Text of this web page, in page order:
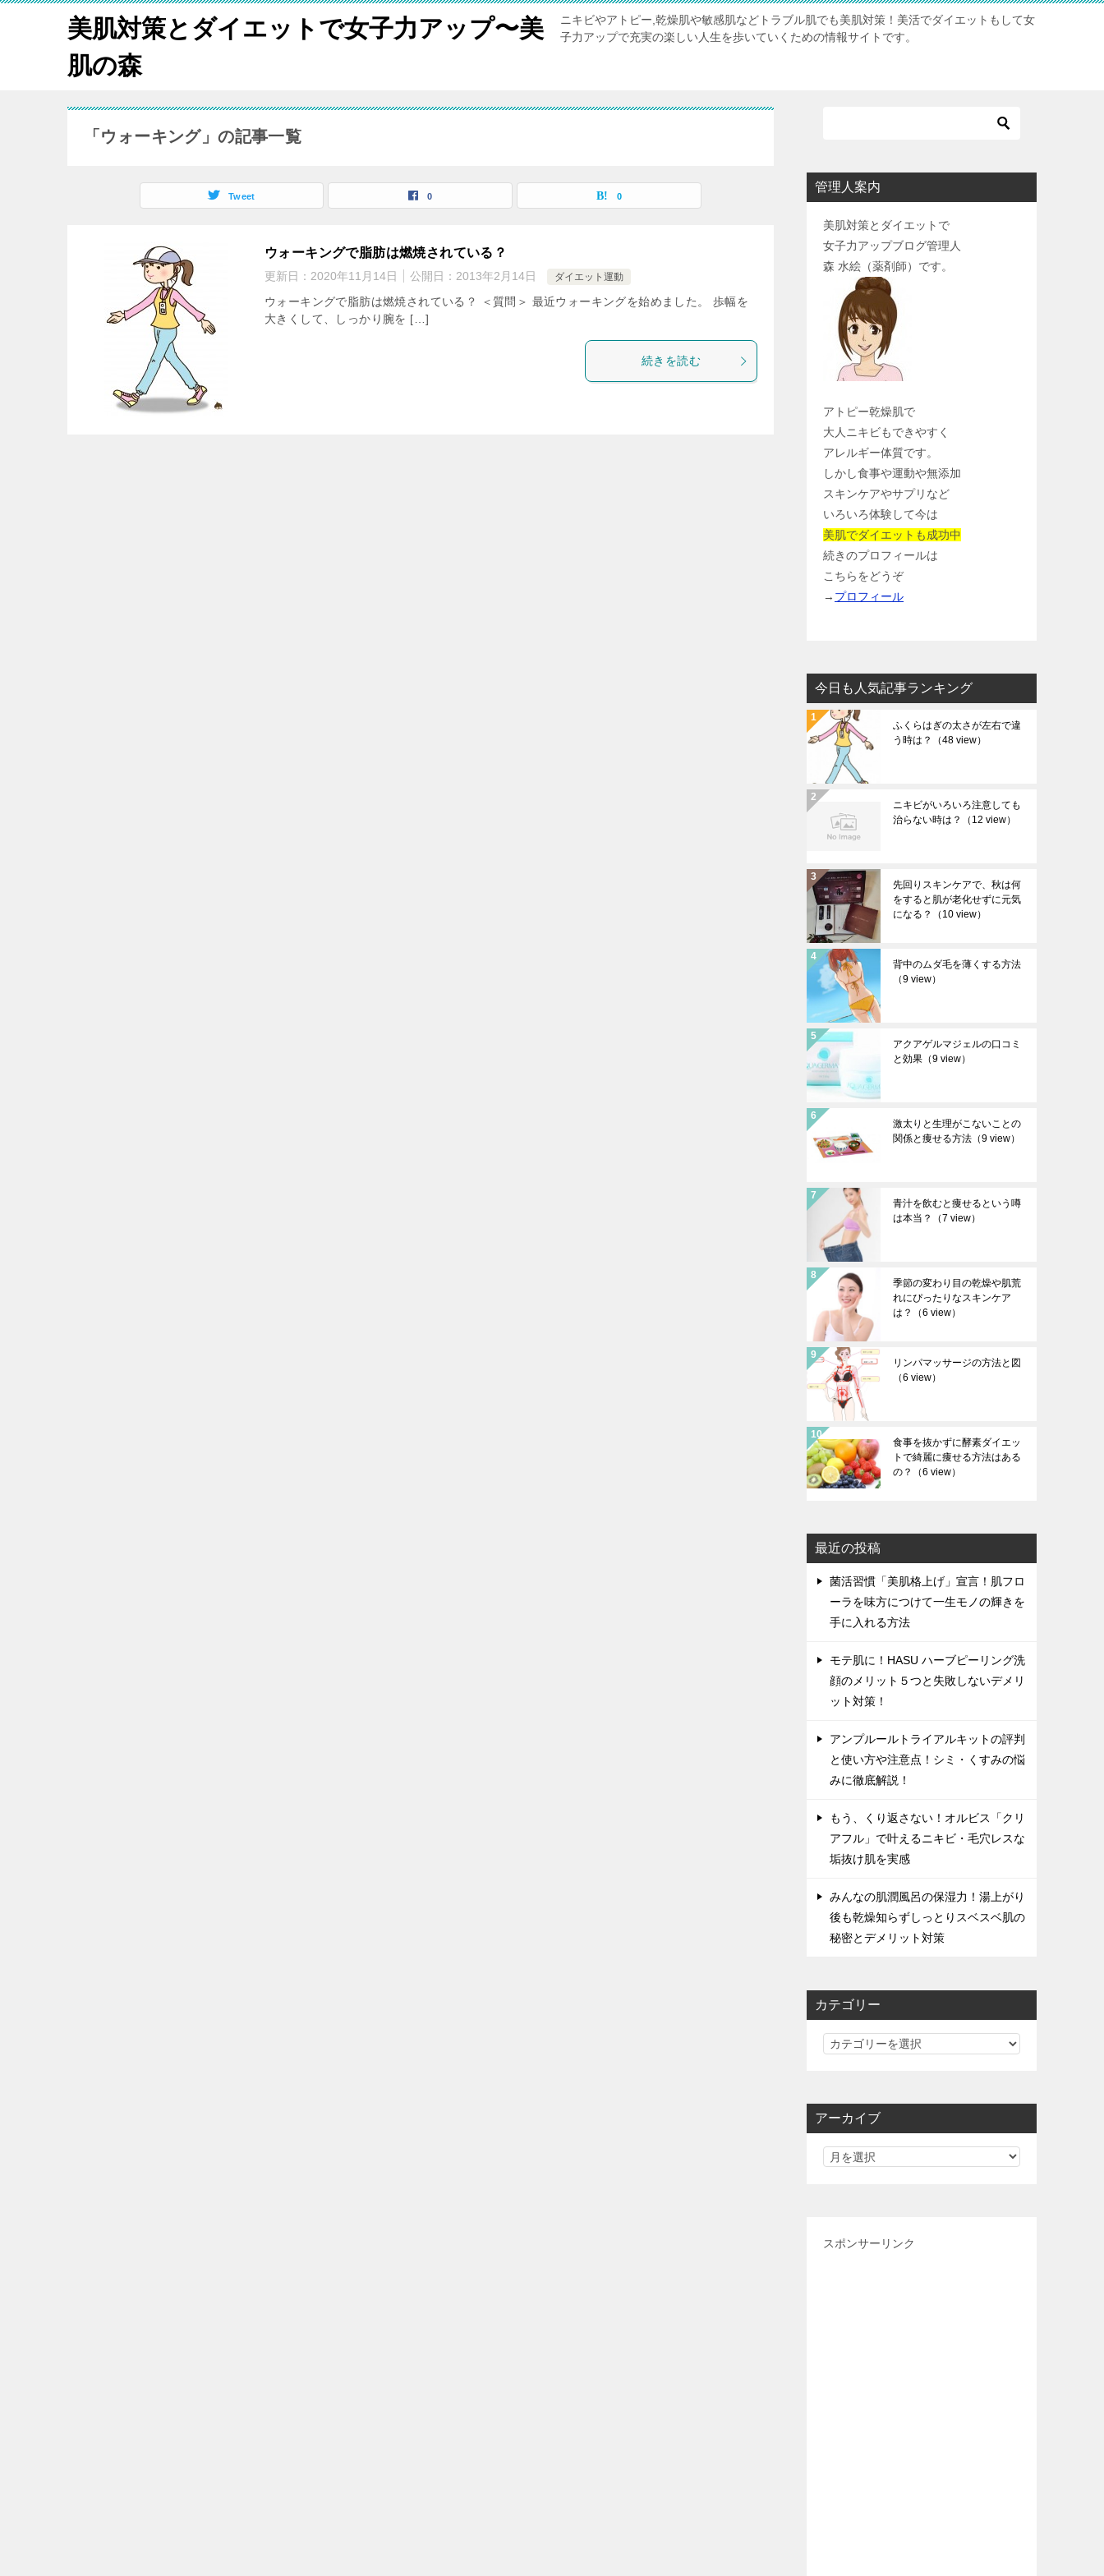
美肌対策とダイエットで女子力アップ〜美
肌の森
ニキビやアトピー,乾燥肌や敏感肌などトラブル肌でも美肌対策！美活でダイエットもして女
子力アップで充実の楽しい人生を歩いていくための情報サイトです。
「ウォーキング」の記事一覧
Tweet 0 0
ウォーキングで脂肪は燃焼されている？
更新日： 2020年11月14日 公開日： 2013年2月14日 ダイエット運動
ウォーキングで脂肪は燃焼されている？ ＜質問＞ 最近ウォーキングを始めました。 歩幅を
大きくして、しっかり腕を […]
続きを読む
管理人案内
美肌対策とダイエットで
女子力アップブログ管理人
森 水絵（薬剤師）です。
アトピー乾燥肌で
大人ニキビもできやすく
アレルギー体質です。
しかし食事や運動や無添加
スキンケアやサプリなど
いろいろ体験して今は
美肌でダイエットも成功中
続きのプロフィールは
こちらをどうぞ
→ プロフィール
今日も人気記事ランキング
ふくらはぎの太さが左右で違
う時は？
（48 view）
ニキビがいろいろ注意しても
治らない時は？
（12 view）
先回りスキンケアで、秋は何
をすると肌が老化せずに元気
になる？
（10 view）
背中のムダ毛を薄くする方法
（9 view）
アクアゲルマジェルの口コミ
と効果 （9 view）
激太りと生理がこないことの
関係と痩せる方法 （9 view）
青汁を飲むと痩せるという噂
は本当？
（7 view）
季節の変わり目の乾燥や肌荒
れにぴったりなスキンケア
は？
（6 view）
リンパマッサージの方法と図
（6 view）
食事を抜かずに酵素ダイエッ
トで綺麗に痩せる方法はある
の？
（6 view）
最近の投稿
菌活習慣「美肌格上げ」宣言！肌フロ
ーラを味方につけて一生モノの輝きを
手に入れる方法
モテ肌に！HASU ハーブピーリング洗
顔のメリット５つと失敗しないデメリ
ット対策！
アンプルールトライアルキットの評判
と使い方や注意点！シミ・くすみの悩
みに徹底解説！
もう、くり返さない！オルビス「クリ
アフル」で叶えるニキビ・毛穴レスな
垢抜け肌を実感
みんなの肌潤風呂の保湿力！湯上がり
後も乾燥知らずしっとりスベスベ肌の
秘密とデメリット対策
カテゴリー
カ
リ
アーカイブ
スポンサーリンク